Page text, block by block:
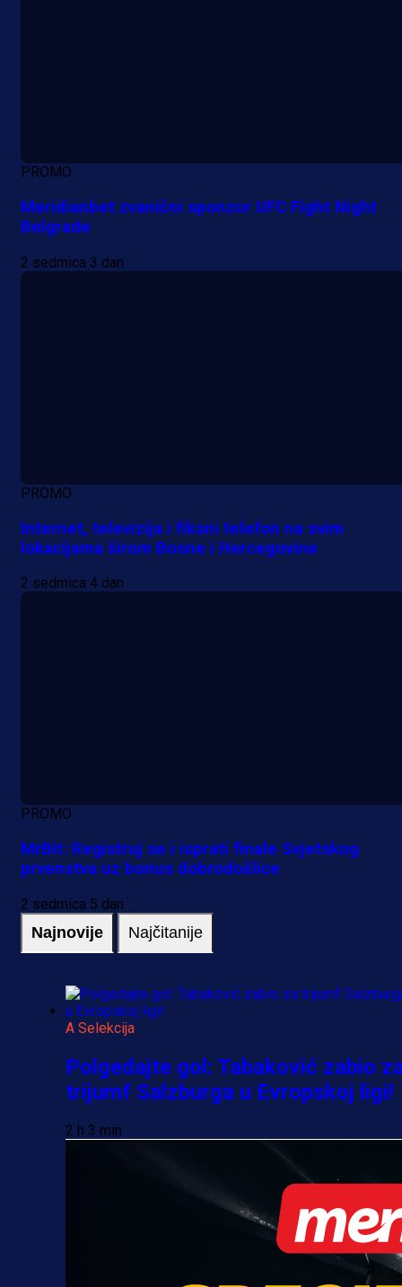
PROMO
Meridianbet zvanični sponzor UFC Fight Night
Belgrade
2 sedmica 3 dan
PROMO
Internet, televizija i fiksni telefon na svim
lokacijama širom Bosne i Hercegovine
2 sedmica 4 dan
PROMO
MrBit: Registruj se i isprati finale Svjetskog
prvenstva uz bonus dobrodošlice
2 sedmica 5 dan
Najnovije Najčitanije
A Selekcija
Polgedajte gol: Tabaković zabio
trijumf Salzburga u Evropskoj ligi!
2 h 3 min